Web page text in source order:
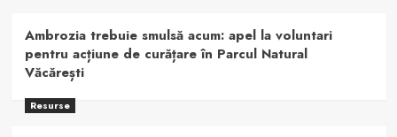
Ambrozia trebuie smulsă acum: apel la voluntari
pentru acțiune de curățare în Parcul Natural
Văcărești
Resurse